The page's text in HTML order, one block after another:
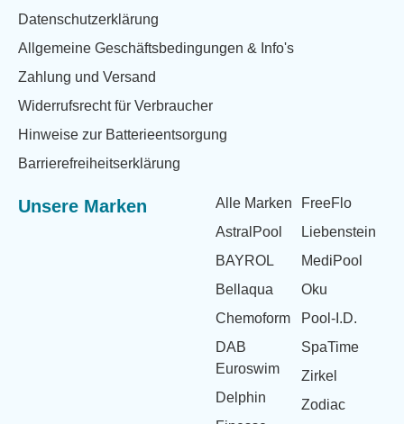
Datenschutzerklärung
Allgemeine Geschäftsbedingungen & Info's
Zahlung und Versand
Widerrufsrecht für Verbraucher
Hinweise zur Batterieentsorgung
Barrierefreiheitserklärung
Unsere Marken
Alle Marken
AstralPool
BAYROL
Bellaqua
Chemoform
DAB
Euroswim
Delphin
FreeFlo
Liebenstein
MediPool
Oku
Pool-I.D.
SpaTime
Zirkel
Zodiac